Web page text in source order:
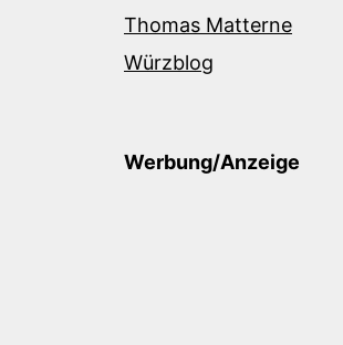
Thomas Matterne
Würzblog
Werbung/Anzeige